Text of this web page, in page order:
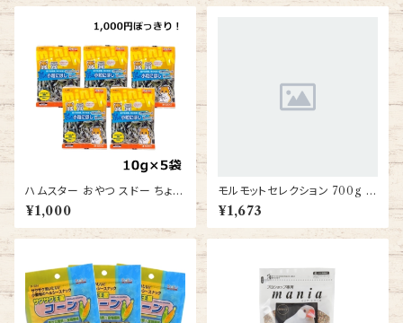
ハムスター おやつ スドー ちょび
っと 小粒にぼし 10ｇ 5袋 送料
無料
¥1,000
モルモットセレクション 700g モ
ルモットフード えさ 餌
¥1,673